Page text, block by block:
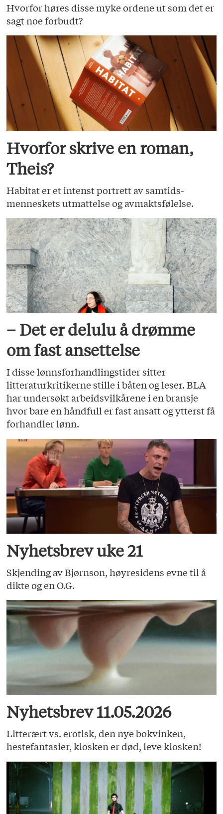
Hvorfor høres disse myke ordene ut som det er
sagt noe forbudt?
Hvorfor skrive en roman,
Theis?
Habitat er et intenst portrett av samtids­
menneskets utmattelse og avmaktsfølelse.
– Det er delulu å drømme
om fast ansettelse
I disse lønnsforhandlingstider sitter
litteraturkritikerne stille i båten og leser. BLA
har undersøkt arbeidsvilkårene i en bransje
hvor bare en håndfull er fast ansatt og ytterst få
forhandler lønn.
Nyhetsbrev uke 21
Skjending av Bjørnson, høyresidens evne til å
dikte og en O.G.
Nyhetsbrev 11.05.2026
Litterært vs. erotisk, den nye bokvinken,
hestefantasier, kiosken er død, leve kiosken!